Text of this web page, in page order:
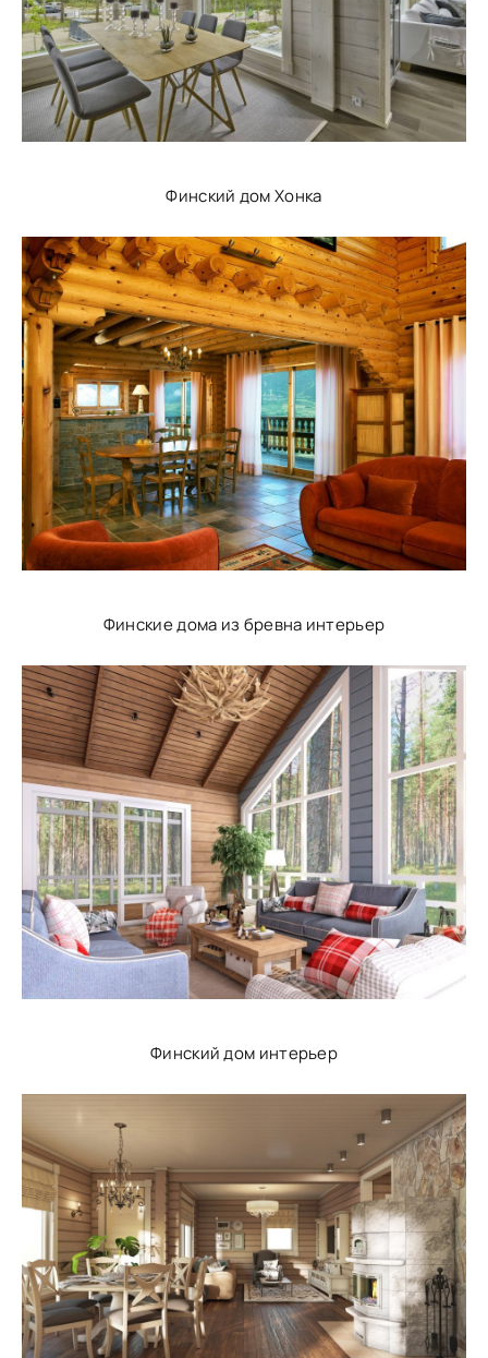
Финский дом Хонка
Финские дома из бревна интерьер
Финский дом интерьер